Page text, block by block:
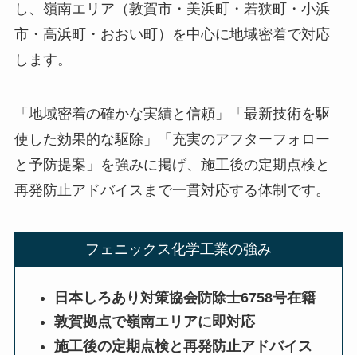
し、嶺南エリア（敦賀市・美浜町・若狭町・小浜
市・高浜町・おおい町）を中心に地域密着で対応
します。
「地域密着の確かな実績と信頼」「最新技術を駆
使した効果的な駆除」「充実のアフターフォロー
と予防提案」を強みに掲げ、施工後の定期点検と
再発防止アドバイスまで一貫対応する体制です。
フェニックス化学工業の強み
日本しろあり対策協会防除士6758号在籍
敦賀拠点で嶺南エリアに即対応
施工後の定期点検と再発防止アドバイス